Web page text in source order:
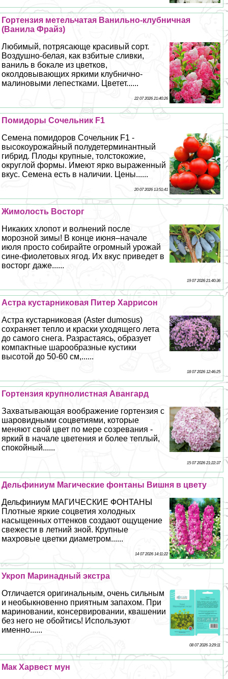
Гортензия метельчатая Ванильно-клубничная
(Ванила Фрайз)
Любимый, потрясающе красивый сорт.
Воздушно-белая, как взбитые сливки,
ваниль в бокале из цветков,
околдовывающих яркими клубнично-
малиновыми лепестками. Цветет......
22 07 2026 21:40:26
Помидоры Сочельник F1
Семена помидоров Сочельник F1 -
высокоурожайный полудетерминантный
гибрид. Плоды крупные, толстокожие,
округлой формы. Имеют ярко выраженный
вкус. Семена есть в наличии. Цены......
20 07 2026 13:51:41
Жимолость Восторг
Никаких хлопот и волнений после
морозной зимы! В конце июня–начале
июля просто собирайте огромный урожай
сине-фиолетовых ягод. Их вкус приведет в
восторг даже......
19 07 2026 21:40:36
Астра кустарниковая Питер Харрисон
Астра кустарниковая (Aster dumosus)
сохраняет тепло и краски уходящего лета
до самого снега. Разрастаясь, образует
компактные шарообразные кустики
высотой до 50-60 см,......
18 07 2026 12:46:25
Гортензия крупнолистная Авангард
Захватывающая воображение гортензия с
шаровидными соцветиями, которые
меняют свой цвет по мере созревания -
яркий в начале цветения и более теплый,
спокойный......
15 07 2026 21:22:37
Дельфиниум Магические фонтаны Вишня в цвету
Дельфиниум МАГИЧЕСКИЕ ФОНТАНЫ
Плотные яркие соцветия холодных
насыщенных оттенков создают ощущение
свежести в летний зной. Крупные
махровые цветки диаметром......
14 07 2026 14:11:22
Укроп Маринадный экстра
Отличается оригинальным, очень сильным
и необыкновенно приятным запахом. При
мариновании, консервировании, квашении
без него не обойтись! Используют
именно......
08 07 2026 3:29:11
Мак Харвест мун